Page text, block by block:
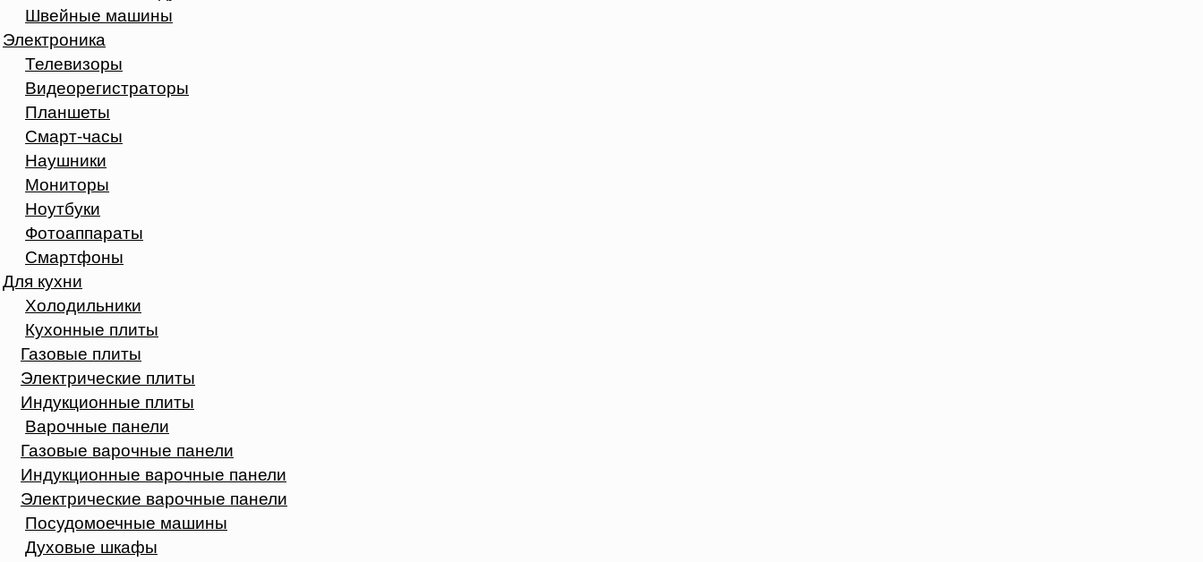
Швейные машины
Электроника
Телевизоры
Видеорегистраторы
Планшеты
Смарт-часы
Наушники
Мониторы
Ноутбуки
Фотоаппараты
Смартфоны
Для кухни
Холодильники
Кухонные плиты
Газовые плиты
Электрические плиты
Индукционные плиты
Варочные панели
Газовые варочные панели
Индукционные варочные панели
Электрические варочные панели
Посудомоечные машины
Духовые шкафы